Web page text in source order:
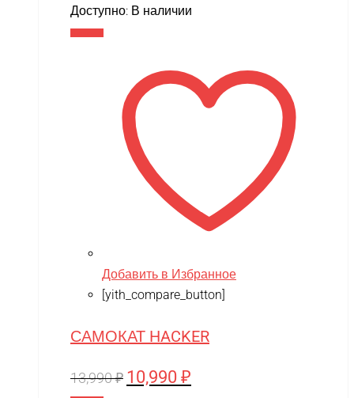
цена
цена:
Доступно: В наличии
Добавить в Избранное
[yith_compare_button]
САМОКАТ HACKER
13,990₽ Первоначальная
10,990 ₽